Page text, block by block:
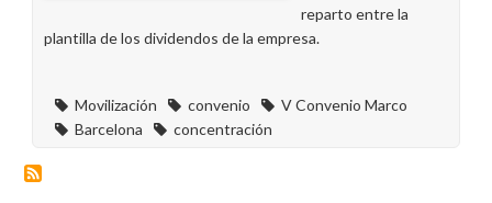
una
a
la
reparto entre la
plantilla de los dividendos de la empresa.
Movilización convenio
V Convenio Marco
Barcelona
concentración